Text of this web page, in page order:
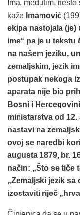
Ima, međutim,
kaže Imamović
ekipa nastojala
ime“ pa je u tekstu
na našem jeziku,
zemaljskim, jezik
postupak nekoga
aparata nije bio
Bosni i
ministarstva od 12.
nastavi na
ovoj se naredbi
augusta 1879, br.
način: „Što se tiče
„Zemaljski jezik sa
izostaviti riječ